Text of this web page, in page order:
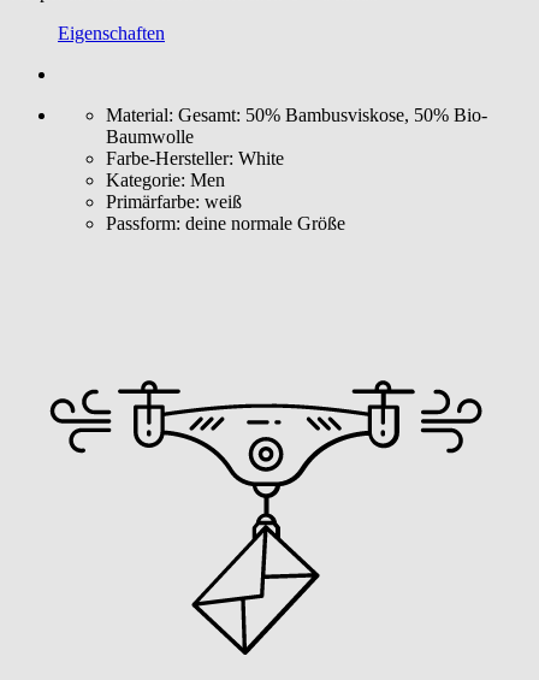
Eigenschaften
Material: Gesamt: 50% Bambusviskose, 50% Bio-
Baumwolle
Farbe-Hersteller: White
Kategorie: Men
Primärfarbe: weiß
Passform: deine normale Größe